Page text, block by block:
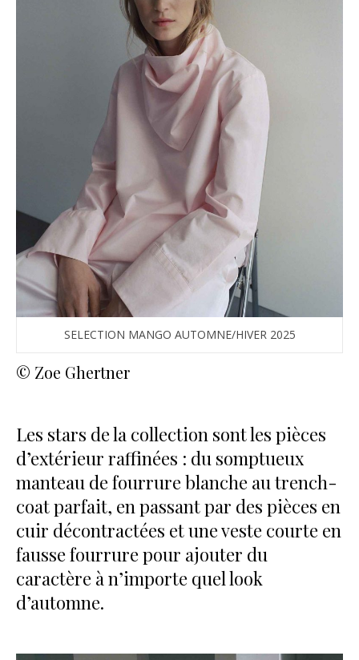
SELECTION MANGO AUTOMNE/HIVER 2025
© Zoe Ghertner
Les stars de la collection sont les pièces
d’extérieur raffinées : du somptueux
manteau de fourrure blanche au trench-
coat parfait, en passant par des pièces en
cuir décontractées et une veste courte en
fausse fourrure pour ajouter du
caractère à n’importe quel look
d’automne.